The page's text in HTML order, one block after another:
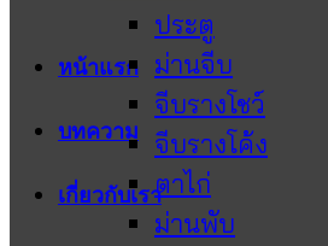
หน้าแรก
บทความ
เกี่ยวกับเรา
ประตู
ม่านจีบ
จีบรางโชว์
จีบรางโค้ง
ตาไก่
ม่านพับ